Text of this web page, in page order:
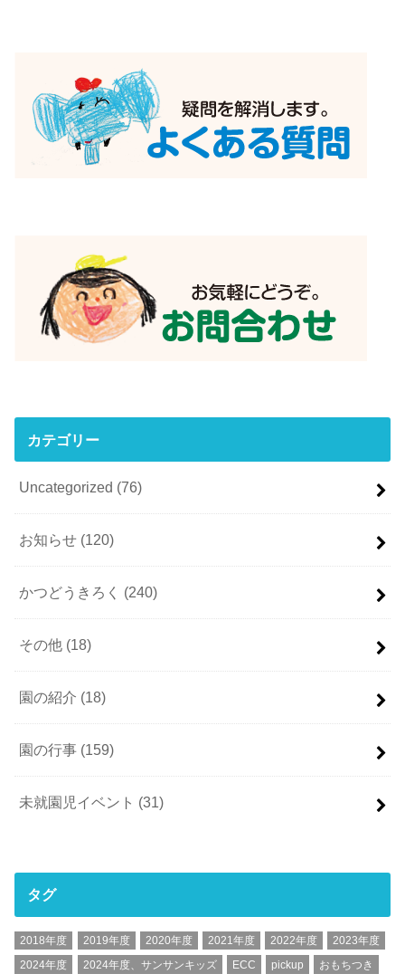
カテゴリー
Uncategorized (76)
お知らせ (120)
かつどうきろく (240)
その他 (18)
園の紹介 (18)
園の行事 (159)
未就園児イベント (31)
タグ
2018年度 2019年度 2020年度 2021年度 2022年度
2023年度
2024年度
2024年度、サンサンキッズ ECC pickup
おもちつき